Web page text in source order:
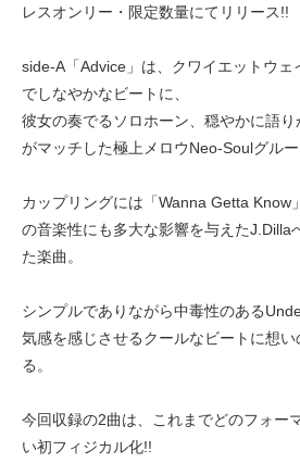
レスオンリー・限定数量にてリリース!!
side-A「Advice」は、クワイエットウェ
でしなやかなビートに、
彼女の奏でるソロホーン、穏やかに語
がマッチした極上メロウNeo-Soulグルー
カップリングには「Wanna Getta Know
の音楽性にも多大な影響を与えたJ.Dilla
た楽曲。
シンプルでありながら中毒性のある
気感を感じさせるクールなビートに想い
る。
今回収録の2曲は、これまでどのフォー
い初フィジカル化!!